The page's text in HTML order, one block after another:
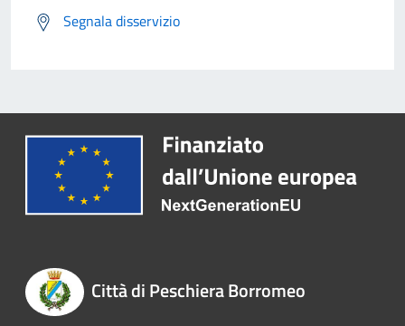
Segnala disservizio
Città di Peschiera Borromeo